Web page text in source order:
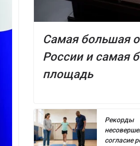
Самая большая
России и самая
площадь
Рекорды
согласие